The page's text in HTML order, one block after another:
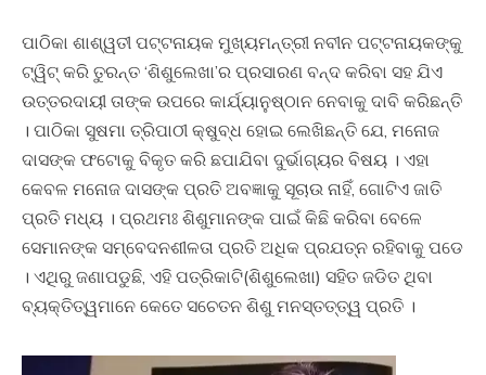
ପାଠିକା ଶାଶ୍ୱତୀ ପଟ୍ଟନାୟକ ମୁଖ୍ୟମନ୍ତ୍ରୀ ନବୀନ ପଟ୍ଟନାୟକଙ୍କୁ
ଟ୍ୱିଟ୍ କରି ତୁରନ୍ତ ‘ଶିଶୁଲେଖା’ର ପ୍ରସାରଣ ବନ୍ଦ କରିବା ସହ ଯିଏ
ଉତ୍ତରଦାୟୀ ତାଙ୍କ ଉପରେ କାର୍ଯ୍ୟାନୁଷ୍ଠାନ ନେବାକୁ ଦାବି କରିଛନ୍ତି
। ପାଠିକା ସୁଷମା ତ୍ରିପାଠୀ କ୍ଷୁବ୍ଧ ହୋଇ ଲେଖିଛନ୍ତି ଯେ, ମନୋଜ
ଦାସଙ୍କ ଫଟୋକୁ ବିକୃତ କରି ଛପାଯିବା ଦୁର୍ଭାଗ୍ୟର ବିଷୟ । ଏହା
କେବଳ ମନୋଜ ଦାସଙ୍କ ପ୍ରତି ଅବଜ୍ଞାକୁ ସୂଚାଉ ନାହିଁ, ଗୋଟିଏ ଜାତି
ପ୍ରତି ମଧ୍ୟ । ପ୍ରଥମଃ ଶିଶୁମାନଙ୍କ ପାଇଁ କିଛି କରିବା ବେଳେ
ସେମାନଙ୍କ ସମ୍ବେଦନଶୀଳତା ପ୍ରତି ଅଧିକ ପ୍ରଯତ୍ନ ରହିବାକୁ ପଡେ
। ଏଥିରୁ ଜଣାପଡୁଛି, ଏହି ପତ୍ରିକାଟି(ଶିଶୁଲେଖା) ସହିତ ଜଡିତ ଥିବା
ବ୍ୟକ୍ତିତ୍ୱମାନେ କେତେ ସଚେତନ ଶିଶୁ ମନସ୍ତତ୍ତ୍ୱ ପ୍ରତି ।